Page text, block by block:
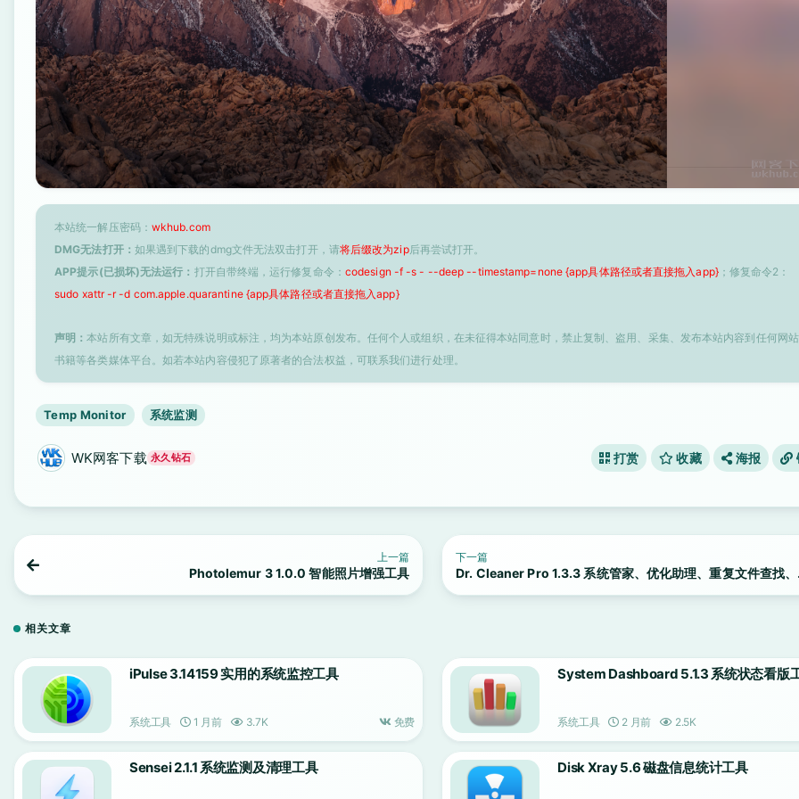
本站统一解压密码： wkhub.com
DMG无法打开： 如果遇到下载的dmg文件无法双击打开，请将后缀改为zip后再尝试打开。
APP提示(已损坏)无法运行： 打开自带终端，运行修复命令： codesign -f -s - --deep --timestamp=none {app具体路径或者直接拖入app}；修复命令2：
sudo xattr -r -d com.apple.quarantine {app具体路径或者直接拖入app}
声明：本站所有文章，如无特殊说明或标注，均为本站原创发布。任何个人或组织，在未征得本站同意时，禁止复制、盗用、采集、发布本站内容到任何网
书籍等各类媒体平台。如若本站内容侵犯了原著者的合法权益，可联系我们进行处理。
Temp Monitor 系统监测
WK网客下载 永久钻石 打赏 收藏 海报
上一篇
Photolemur 3 1.0.0 智能照片增强工具
下一篇
Dr. Cleaner Pro 1.3.3 系统管家、优化助理、重复文件查找
相关文章
iPulse 3.14159 实用的系统监控工具
系统工具 1 月前 3.7K 免费
System Dashboard 5.1.3 系统状态看版
系统工具 2 月前 2.5K
Sensei 2.1.1 系统监测及清理工具 Disk Xray 5.6 磁盘信息统计工具